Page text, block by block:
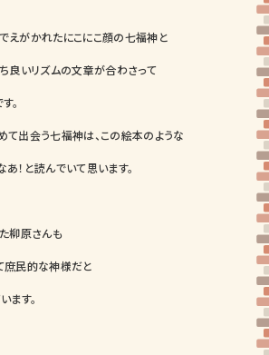
えがかれたにこにこ顔の七福神と
良いリズムの文章が合わさって
。
て出会う七福神は、この絵本のような
！と読んでいて思います。
柳原さんも
庶民的な神様だと
ます。